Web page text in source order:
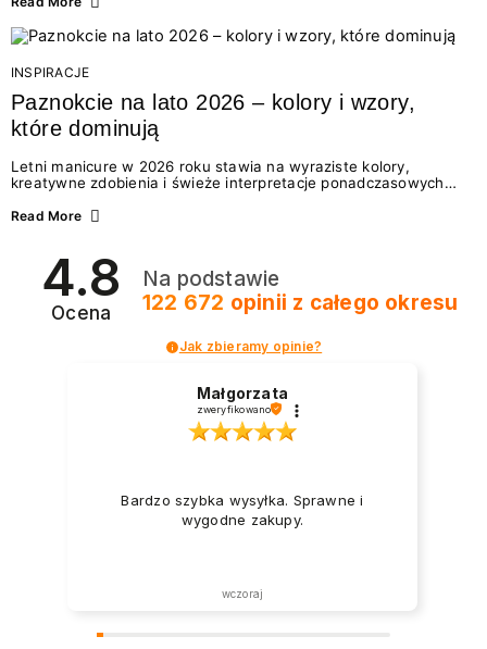
Motywem przewodnim jest eksplorowanie i kolekcjonowanie
letnich momentów. Z tej okazji przygotowaliśmy coś absolutnie
wyjątkowego: wielki konkurs z wakacje.pl oraz dawkę
najgorętszych trendów w...
INSPIRACJE
Paznokcie na lato 2026 – kolory i wzory,
które dominują
Letni manicure w 2026 roku stawia na wyraziste kolory,
kreatywne zdobienia i świeże interpretacje ponadczasowych
zarówno energetycznych odcieni inspirowanych wakacjami, jak
2026? Znajdź inspirację dla swojego manicure!
Read More
4.8
Ocena
Na podstawie
122 672 opinii z całego okresu
Jak zbieramy opinie?
Małgorzata
zweryfikowano
Bardzo szybka wysyłka. Sprawne i
wygodne zakupy.
wczoraj